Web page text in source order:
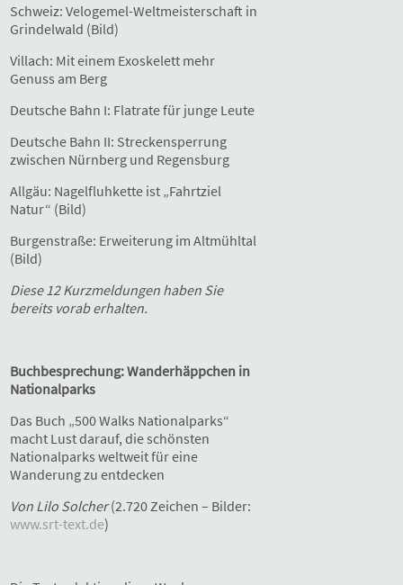
Schweiz: Velogemel-Weltmeisterschaft in
Grindelwald (Bild)
Villach: Mit einem Exoskelett mehr
Genuss am Berg
Deutsche Bahn I: Flatrate für junge Leute
Deutsche Bahn II: Streckensperrung
zwischen Nürnberg und Regensburg
Allgäu: Nagelfluhkette ist „Fahrtziel
Natur“ (Bild)
Burgenstraße: Erweiterung im Altmühltal
(Bild)
Diese 12 Kurzmeldungen haben Sie
bereits vorab erhalten.
Buchbesprechung: Wanderhäppchen in
Nationalparks
Das Buch „500 Walks Nationalparks“
macht Lust darauf, die schönsten
Nationalparks weltweit für eine
Wanderung zu entdecken
Von Lilo Solcher(2.720 Zeichen – Bilder:
www.srt-text.de)